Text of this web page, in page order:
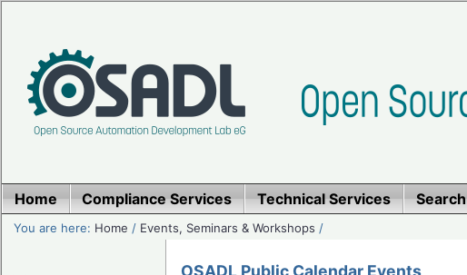
Home Compliance Services Technical Services Search
You are here: Home / Events, Seminars & Workshops /